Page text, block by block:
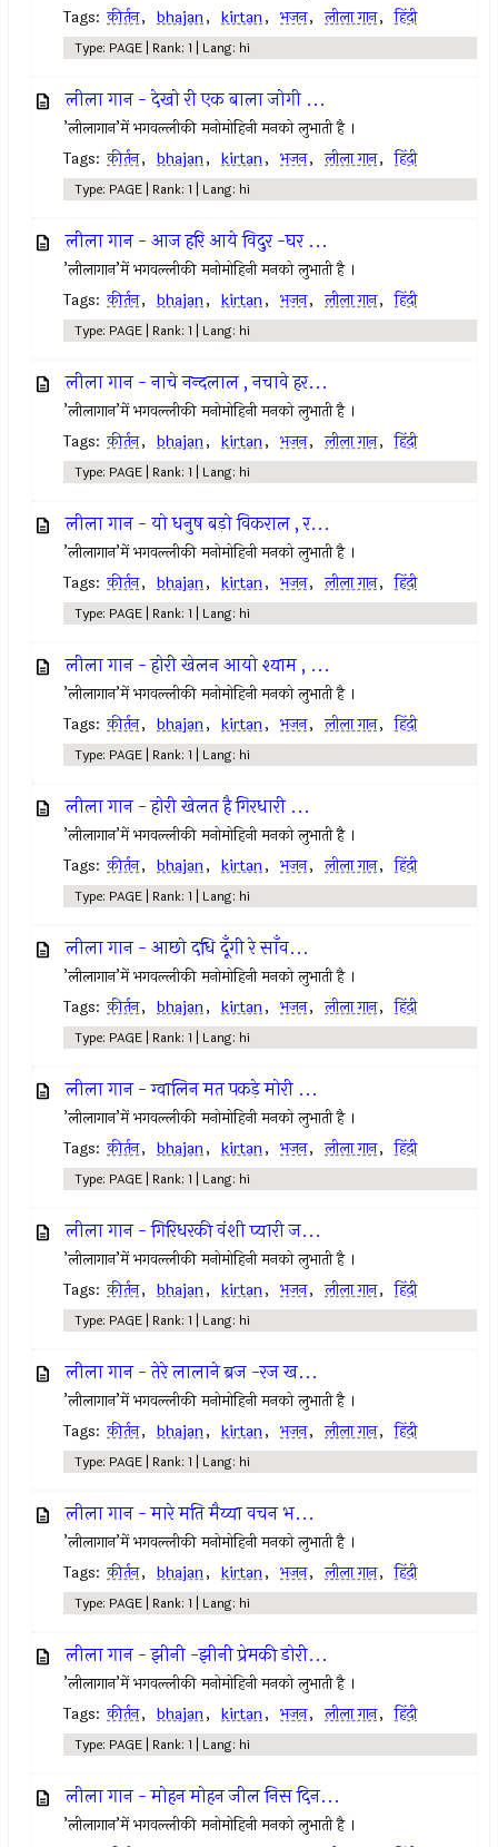
Tags: कीर्तन, bhajan, kirtan, भजन, लीला गान, हिंदी
Type: PAGE | Rank: 1 | Lang: hi
लीला गान - देखो री एक बाला जोगी ...
’लीलागान’में भगवल्लीकी मनोमोहिनी मनको लुभाती है ।
Tags: कीर्तन, bhajan, kirtan, भजन, लीला गान, हिंदी
Type: PAGE | Rank: 1 | Lang: hi
लीला गान - आज हरि आये विदुर -घर ...
’लीलागान’में भगवल्लीकी मनोमोहिनी मनको लुभाती है ।
Tags: कीर्तन, bhajan, kirtan, भजन, लीला गान, हिंदी
Type: PAGE | Rank: 1 | Lang: hi
लीला गान - नाचे नन्दलाल , नचावे हर...
’लीलागान’में भगवल्लीकी मनोमोहिनी मनको लुभाती है ।
Tags: कीर्तन, bhajan, kirtan, भजन, लीला गान, हिंदी
Type: PAGE | Rank: 1 | Lang: hi
लीला गान - यो धनुष बड़ो विकराल , र...
’लीलागान’में भगवल्लीकी मनोमोहिनी मनको लुभाती है ।
Tags: कीर्तन, bhajan, kirtan, भजन, लीला गान, हिंदी
Type: PAGE | Rank: 1 | Lang: hi
लीला गान - होरी खेलन आयो श्याम , ...
’लीलागान’में भगवल्लीकी मनोमोहिनी मनको लुभाती है ।
Tags: कीर्तन, bhajan, kirtan, भजन, लीला गान, हिंदी
Type: PAGE | Rank: 1 | Lang: hi
लीला गान - होरी खेलत है गिरधारी ...
’लीलागान’में भगवल्लीकी मनोमोहिनी मनको लुभाती है ।
Tags: कीर्तन, bhajan, kirtan, भजन, लीला गान, हिंदी
Type: PAGE | Rank: 1 | Lang: hi
लीला गान - आछो दधि दूँगी रे साँव...
’लीलागान’में भगवल्लीकी मनोमोहिनी मनको लुभाती है ।
Tags: कीर्तन, bhajan, kirtan, भजन, लीला गान, हिंदी
Type: PAGE | Rank: 1 | Lang: hi
लीला गान - ग्वालिन मत पकड़े मोरी ...
’लीलागान’में भगवल्लीकी मनोमोहिनी मनको लुभाती है ।
Tags: कीर्तन, bhajan, kirtan, भजन, लीला गान, हिंदी
Type: PAGE | Rank: 1 | Lang: hi
लीला गान - गिरिधरकी वंशी प्यारी ज...
’लीलागान’में भगवल्लीकी मनोमोहिनी मनको लुभाती है ।
Tags: कीर्तन, bhajan, kirtan, भजन, लीला गान, हिंदी
Type: PAGE | Rank: 1 | Lang: hi
लीला गान - तेरे लालाने ब्रज -रज ख...
’लीलागान’में भगवल्लीकी मनोमोहिनी मनको लुभाती है ।
Tags: कीर्तन, bhajan, kirtan, भजन, लीला गान, हिंदी
Type: PAGE | Rank: 1 | Lang: hi
लीला गान - मारे मति मैय्या वचन भ...
’लीलागान’में भगवल्लीकी मनोमोहिनी मनको लुभाती है ।
Tags: कीर्तन, bhajan, kirtan, भजन, लीला गान, हिंदी
Type: PAGE | Rank: 1 | Lang: hi
लीला गान - झीनी -झीनी प्रेमकी डोरी...
’लीलागान’में भगवल्लीकी मनोमोहिनी मनको लुभाती है ।
Tags: कीर्तन, bhajan, kirtan, भजन, लीला गान, हिंदी
Type: PAGE | Rank: 1 | Lang: hi
लीला गान - मोहन मोहन जील निस दिन...
’लीलागान’में भगवल्लीकी मनोमोहिनी मनको लुभाती है ।